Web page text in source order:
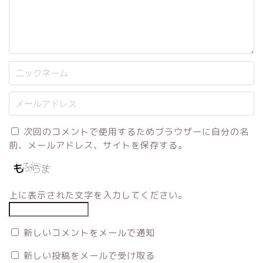
次回のコメントで使用するためブラウザーに自分の名
前、メールアドレス、サイトを保存する。
上に表示された文字を入力してください。
新しいコメントをメールで通知
新しい投稿をメールで受け取る